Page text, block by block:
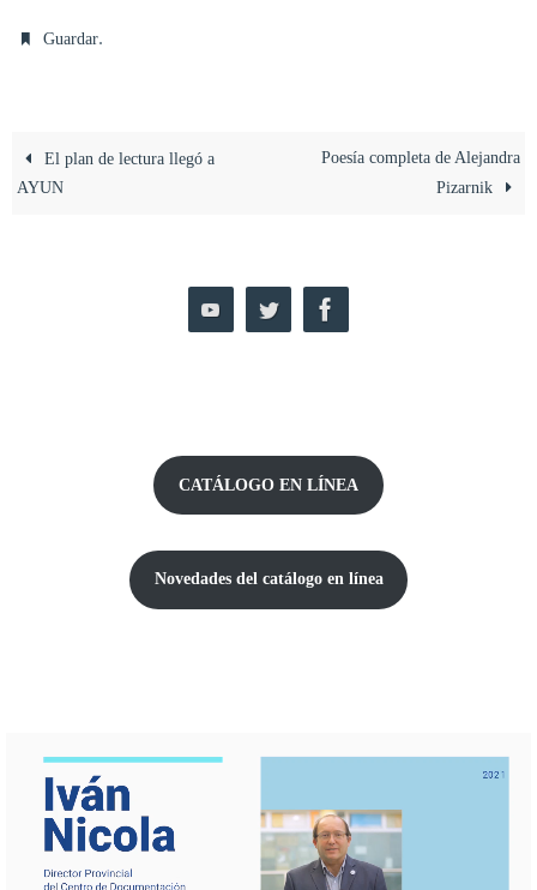
Guardar.
El plan de lectura llegó a
AYUN
Poesía completa de Alejandra
Pizarnik
CATÁLOGO EN LÍNEA
Novedades del catálogo en línea